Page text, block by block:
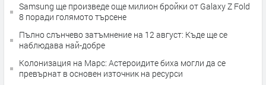
Samsung ще произведе още милион бройки от Galaxy Z Fold
8 поради голямото търсене
Пълно слънчево затъмнение на 12 август: Къде ще се
наблюдава най-добре
Колонизация на Марс: Астероидите биха могли да се
превърнат в основен източник на ресурси